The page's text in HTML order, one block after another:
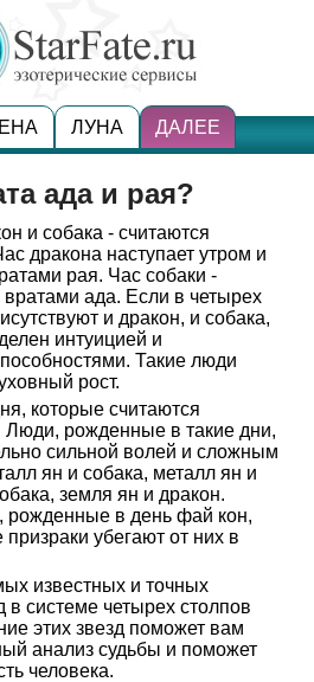
ЛУНА ДАЛЕЕ
ада и рая?
и собака - считаются
дракона наступает утром и
рая. Час собаки -
вратами ада. Если в четырех
и дракон, и собака,
интуицией и
Такие люди
рост.
которые считаются
рожденные в такие дни,
сильной волей и сложным
ян и собака, металл ян и
земля ян и дракон.
рожденные в день фай кон,
убегают от них в
известных и точных
в системе четырех столпов
этих звезд поможет вам
анализ судьбы и поможет
человека.